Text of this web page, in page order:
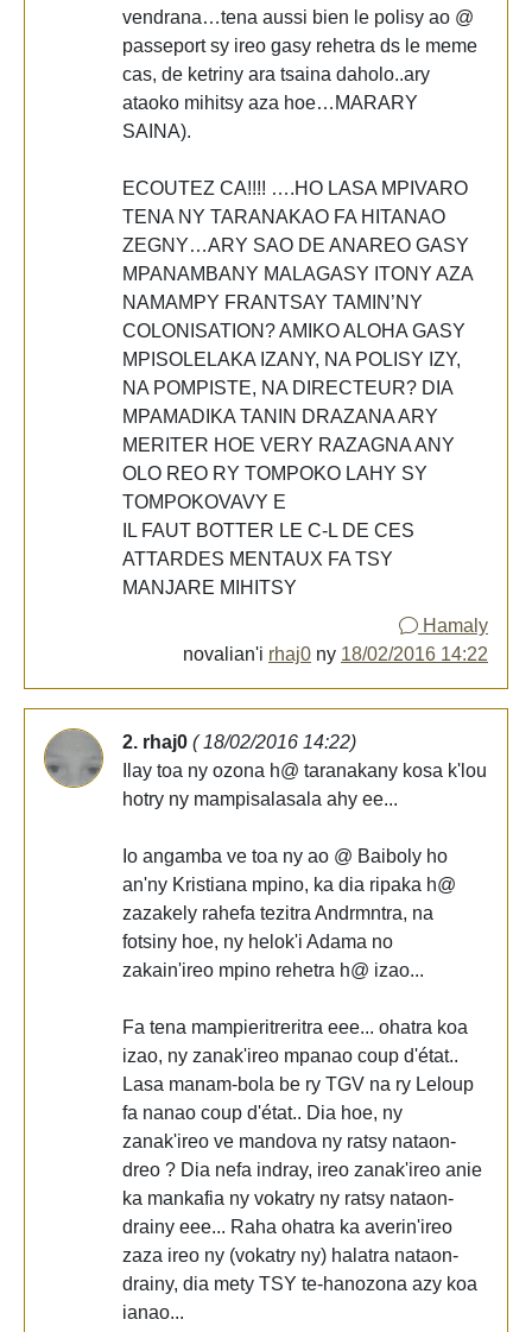
vendrana…tena aussi bien le polisy ao @
passeport sy ireo gasy rehetra ds le meme
cas, de ketriny ara tsaina daholo..ary
ataoko mihitsy aza hoe…MARARY
SAINA).
ECOUTEZ CA!!!! ….HO LASA MPIVARO
TENA NY TARANAKAO FA HITANAO
ZEGNY…ARY SAO DE ANAREO GASY
MPANAMBANY MALAGASY ITONY AZA
NAMAMPY FRANTSAY TAMIN’NY
COLONISATION? AMIKO ALOHA GASY
MPISOLELAKA IZANY, NA POLISY IZY,
NA POMPISTE, NA DIRECTEUR? DIA
MPAMADIKA TANIN DRAZANA ARY
MERITER HOE VERY RAZAGNA ANY
OLO REO RY TOMPOKO LAHY SY
TOMPOKOVAVY E
IL FAUT BOTTER LE C-L DE CES
ATTARDES MENTAUX FA TSY
MANJARE MIHITSY
Hamaly
novalian'i rhaj0 ny 18/02/2016 14:22
2. rhaj0 ( 18/02/2016 14:22)
Ilay toa ny ozona h@ taranakany kosa k'lou
hotry ny mampisalasala ahy ee...
Io angamba ve toa ny ao @ Baiboly ho
an'ny Kristiana mpino, ka dia ripaka h@
zazakely rahefa tezitra Andrmntra, na
fotsiny hoe, ny helok'i Adama no
zakain'ireo mpino rehetra h@ izao...
Fa tena mampieritreritra eee... ohatra koa
izao, ny zanak'ireo mpanao coup d'état..
Lasa manam-bola be ry TGV na ry Leloup
fa nanao coup d'état.. Dia hoe, ny
zanak'ireo ve mandova ny ratsy nataon-
dreo ? Dia nefa indray, ireo zanak'ireo anie
ka mankafia ny vokatry ny ratsy nataon-
drainy eee... Raha ohatra ka averin'ireo
zaza ireo ny (vokatry ny) halatra nataon-
drainy, dia mety TSY te-hanozona azy koa
ianao...